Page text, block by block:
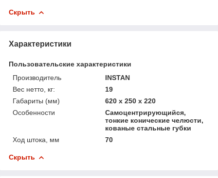
Скрыть
Характеристики
Пользовательские характеристики
Производитель
INSTAN
Вес нетто, кг:
19
Габариты (мм)
620 х 250 х 220
Особенности
Самоцентрирующийся,
тонкие конические челюсти,
кованые стальные губки
Ход штока, мм
70
Скрыть